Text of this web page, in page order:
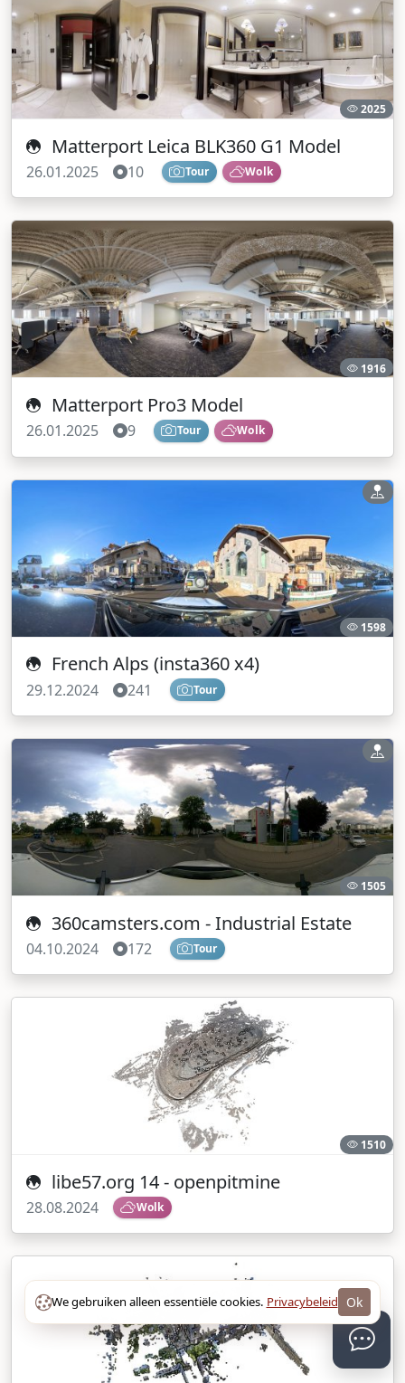
We gebruiken alleen essentiële cookies. Privacybeleid Ok
2025
Matterport Leica BLK360 G1 Model
26.01.2025 10 Tour Wolk
1916
Matterport Pro3 Model
26.01.2025 9 Tour Wolk
1598
French Alps (insta360 x4)
29.12.2024 241 Tour
1505
360camsters.com - Industrial Estate
04.10.2024 172 Tour
1510
libe57.org 14 - openpitmine
28.08.2024 Wolk